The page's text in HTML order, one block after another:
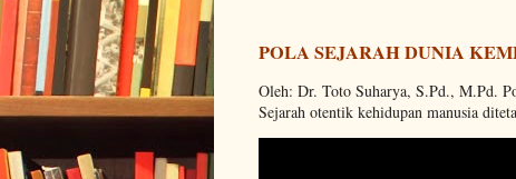
POLA SEJARAH DUNIA
Oleh: Dr. Toto Suharya, S.Pd., M.Pd.
Sejarah otentik kehidupan manusia